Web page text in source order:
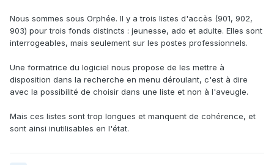
Nous sommes sous Orphée. Il y a trois listes d'accès (901, 902,
903) pour trois fonds distincts : jeunesse, ado et adulte. Elles sont
interrogeables, mais seulement sur les postes professionnels.
Une formatrice du logiciel nous propose de les mettre à
disposition dans la recherche en menu déroulant, c'est à dire
avec la possibilité de choisir dans une liste et non à l'aveugle.
Mais ces listes sont trop longues et manquent de cohérence, et
sont ainsi inutilisables en l'état.